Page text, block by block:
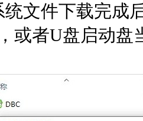
统文件下载完成
或者U盘启动盘